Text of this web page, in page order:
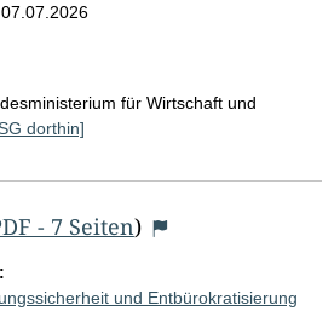
07.07.2026
für Wirtschaft und
dorthin]
- 7 Seiten)
und Entbürokratisierung